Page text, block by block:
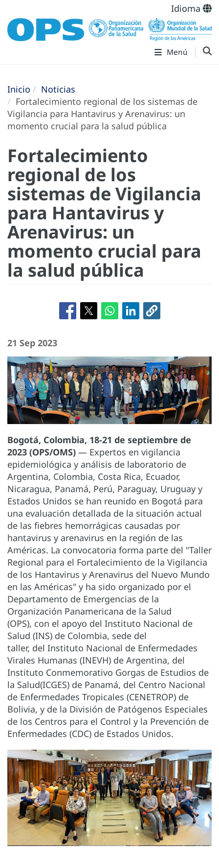
Idioma
Menú
Inicio
Noticias
Fortalecimiento regional de los sistemas de
Vigilancia para Hantavirus y Arenavirus: un
momento crucial para la salud pública
Fortalecimiento
regional de los
sistemas de Vigilancia
para Hantavirus y
Arenavirus: un
momento crucial para
la salud pública
21 Sep 2023
Bogotá, Colombia, 18-21 de septiembre de
2023 (OPS/OMS) — Expertos en vigilancia
epidemiológica y análisis de laboratorio de
Argentina, Colombia, Costa Rica, Ecuador,
Nicaragua, Panamá, Perú, Paraguay, Uruguay y
Estados Unidos se han reunido en Bogotá para
una evaluación detallada de la situación actual
de las fiebres hemorrágicas causadas por
hantavirus y arenavirus en la región de las
Américas. La convocatoria forma parte del "Taller
Regional para el Fortalecimiento de la Vigilancia
de los Hantavirus y Arenavirus del Nuevo Mundo
en las Américas" y ha sido organizado por el
Departamento de Emergencias de la
Organización Panamericana de la Salud
(OPS), con el apoyo del Instituto Nacional de
Salud (INS) de Colombia, sede del
taller, del Instituto Nacional de Enfermedades
Virales Humanas (INEVH) de Argentina, del
Instituto Conmemorativo Gorgas de Estudios de
la Salud(ICGES) de Panamá, del Centro Nacional
de Enfermedades Tropicales (CENETROP) de
Bolivia, y de la División de Patógenos Especiales
de los Centros para el Control y la Prevención de
Enfermedades (CDC) de Estados Unidos.